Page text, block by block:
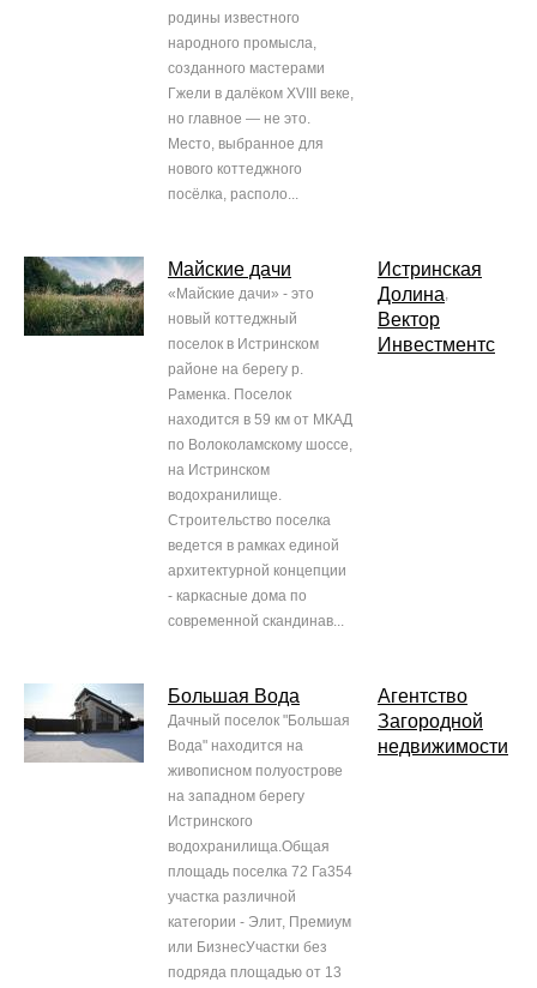
родины известного
народного промысла,
созданного мастерами
Гжели в далёком XVIII веке,
но главное — не это.
Место, выбранное для
нового коттеджного
посёлка, располо...
Майские дачи
«Майские дачи» - это
новый коттеджный
поселок в Истринском
районе на берегу р.
Раменка. Поселок
находится в 59 км от МКАД
по Волоколамскому шоссе,
на Истринском
водохранилище.
Строительство поселка
ведется в рамках единой
архитектурной концепции
- каркасные дома по
современной скандинав...
Истринская
Долина,
Вектор
Инвестментс
Большая Вода
Дачный поселок "Большая
Вода" находится на
живописном полуострове
на западном берегу
Истринского
водохранилища.Общая
площадь поселка 72 Га354
участка различной
категории - Элит, Премиум
или БизнесУчастки без
подряда площадью от 13
Агентство
Загородной
недвижимости